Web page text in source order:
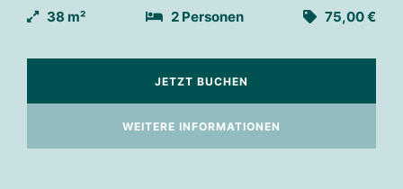
38 m² 2 Personen 75,00 €
JETZT BUCHEN
WEITERE INFORMATIONEN